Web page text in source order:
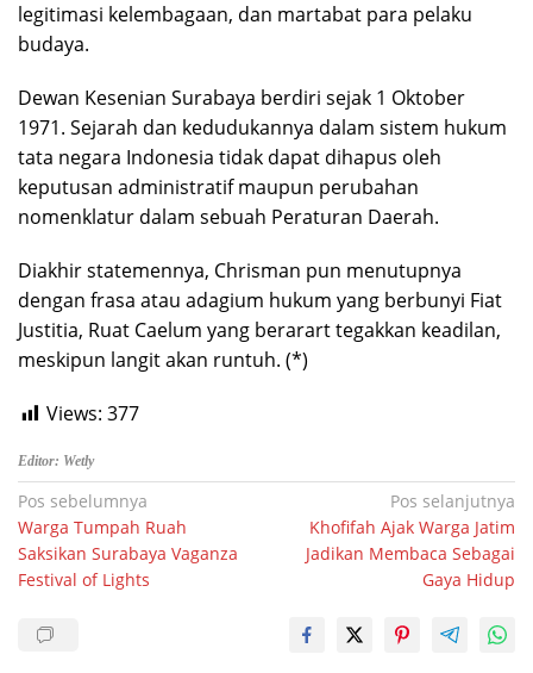
legitimasi kelembagaan, dan martabat para pelaku
budaya.
Dewan Kesenian Surabaya berdiri sejak 1 Oktober
1971. Sejarah dan kedudukannya dalam sistem hukum
tata negara Indonesia tidak dapat dihapus oleh
keputusan administratif maupun perubahan
nomenklatur dalam sebuah Peraturan Daerah.
Diakhir statemennya, Chrisman pun menutupnya
dengan frasa atau adagium hukum yang berbunyi Fiat
Justitia, Ruat Caelum yang berarart tegakkan keadilan,
meskipun langit akan runtuh. (*)
Views: 377
Editor: Wetly
Navigasi
pos
Pos sebelumnya
Warga Tumpah Ruah
Saksikan Surabaya Vaganza
Festival of Lights
Pos selanjutnya
Khofifah Ajak Warga Jatim
Jadikan Membaca Sebagai
Gaya Hidup